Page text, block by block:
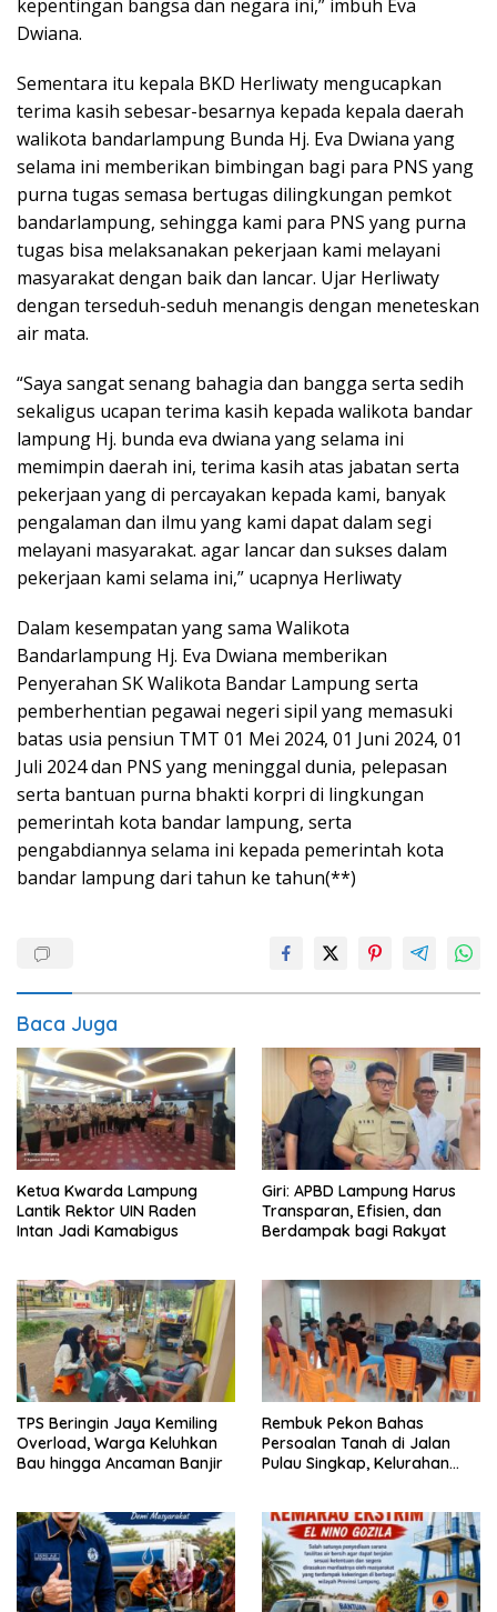
kepentingan bangsa dan negara ini,” imbuh Eva
Dwiana.
Sementara itu kepala BKD Herliwaty mengucapkan
terima kasih sebesar-besarnya kepada kepala daerah
walikota bandarlampung Bunda Hj. Eva Dwiana yang
selama ini memberikan bimbingan bagi para PNS yang
purna tugas semasa bertugas dilingkungan pemkot
bandarlampung, sehingga kami para PNS yang purna
tugas bisa melaksanakan pekerjaan kami melayani
masyarakat dengan baik dan lancar. Ujar Herliwaty
dengan terseduh-seduh menangis dengan meneteskan
air mata.
“Saya sangat senang bahagia dan bangga serta sedih
sekaligus ucapan terima kasih kepada walikota bandar
lampung Hj. bunda eva dwiana yang selama ini
memimpin daerah ini, terima kasih atas jabatan serta
pekerjaan yang di percayakan kepada kami, banyak
pengalaman dan ilmu yang kami dapat dalam segi
melayani masyarakat. agar lancar dan sukses dalam
pekerjaan kami selama ini,” ucapnya Herliwaty
Dalam kesempatan yang sama Walikota
Bandarlampung Hj. Eva Dwiana memberikan
Penyerahan SK Walikota Bandar Lampung serta
pemberhentian pegawai negeri sipil yang memasuki
batas usia pensiun TMT 01 Mei 2024, 01 Juni 2024, 01
Juli 2024 dan PNS yang meninggal dunia, pelepasan
serta bantuan purna bhakti korpri di lingkungan
pemerintah kota bandar lampung, serta
pengabdiannya selama ini kepada pemerintah kota
bandar lampung dari tahun ke tahun(**)
Baca Juga
Ketua Kwarda Lampung
Lantik Rektor UIN Raden
Intan Jadi Kamabigus
Giri: APBD Lampung Harus
Transparan, Efisien, dan
Berdampak bagi Rakyat
TPS Beringin Jaya Kemiling
Overload, Warga Keluhkan
Bau hingga Ancaman Banjir
Rembuk Pekon Bahas
Persoalan Tanah di Jalan
Pulau Singkap, Kelurahan